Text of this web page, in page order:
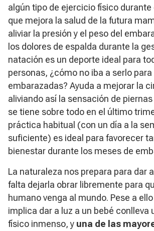
algún tipo de ejercicio físico durante
que mejora la salud de la futura
aliviar la presión y el peso del
los dolores de espalda durante la
natación es un deporte ideal para
personas, ¿cómo no iba a serlo
embarazadas? Ayuda a mejorar la
aliviando así la sensación de
se tiene sobre todo en el último
práctica habitual (con un día a la
suficiente) es ideal para favorecer
bienestar durante los meses de
La naturaleza nos prepara para dar
falta dejarla obrar libremente para
humano venga al mundo. Pese a
implica dar a luz a un bebé conlleva
físico inmenso, y una de las